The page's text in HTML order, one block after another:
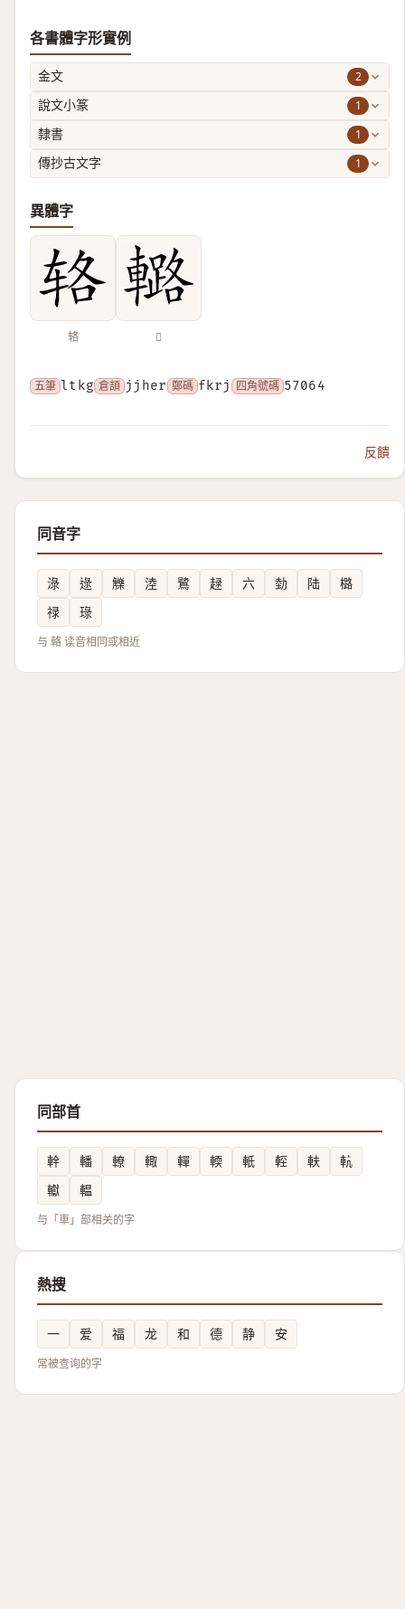
各書體字形實例
金文 2
說文小篆 1
隸書 1
傳抄古文字 1
異體字
辂 𨎲
五筆 ltkg 倉頡 jjher 鄭碼 fkrj 四角號碼 57064
反饋
同音字
淥 逯 觻 淕 鷺 趢 六 勎 陆
㯝
禄
琭
与 輅 读音相同或相近
同部首
龫 轓 轑 輙 䡲 輭 軝 䡖 䡍
䡉
䡾
輼
与「車」部相关的字
熱搜
一 爱 福 龙 和 德 静 安
常被查询的字